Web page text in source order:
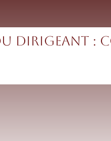
dirigeant :